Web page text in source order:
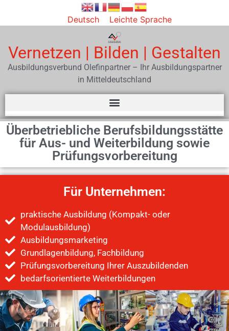
Deutsch Leichte Sprache
Vernetzen | Bilden | Gestalten
Ausbildungsverbund Olefinpartner – Ihr Ausbildungspartner
in Mitteldeutschland
Überbetriebliche Berufsbildungsstätte
für Aus- und Weiterbildung sowie
Prüfungsvorbereitung
Für Unternehmen:
praktische Ausbildung (Kompakt- oder
Modulausbildung)
Ausbildungsmarketing
Grundlagenbildung, Fachbildung
Prüfungsvorbereitung Ihrer Auszubildenden
bedarfsorientierte Weiterbildungen